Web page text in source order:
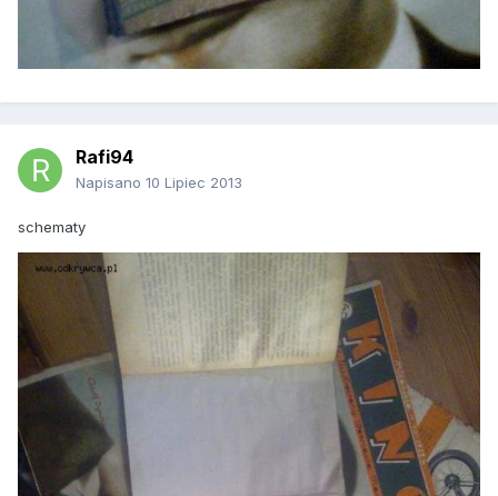
Rafi94
Napisano 10 Lipiec 2013
schematy